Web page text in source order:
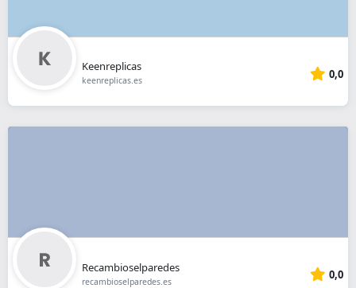
Keenreplicas
keenreplicas.es 0,0
Recambioselparedes
recambioselparedes.es 0,0